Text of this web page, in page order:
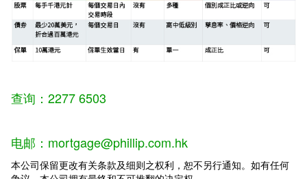
查询：2277 6503
电邮：mortgage@phillip.com.hk
本公司保留更改有关条款及细则之权利，恕不另行通知。如有任何